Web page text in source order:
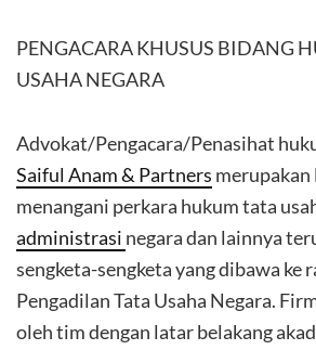
PENGACARA KHUSUS BIDANG
USAHA NEGARA
Advokat/Pengacara/Penasihat
Saiful Anam & Partners merupakan
menangani perkara hukum tata
administrasi negara dan lainnya
sengketa-sengketa yang dibawa ke
Pengadilan Tata Usaha Negara.
oleh tim dengan latar belakang